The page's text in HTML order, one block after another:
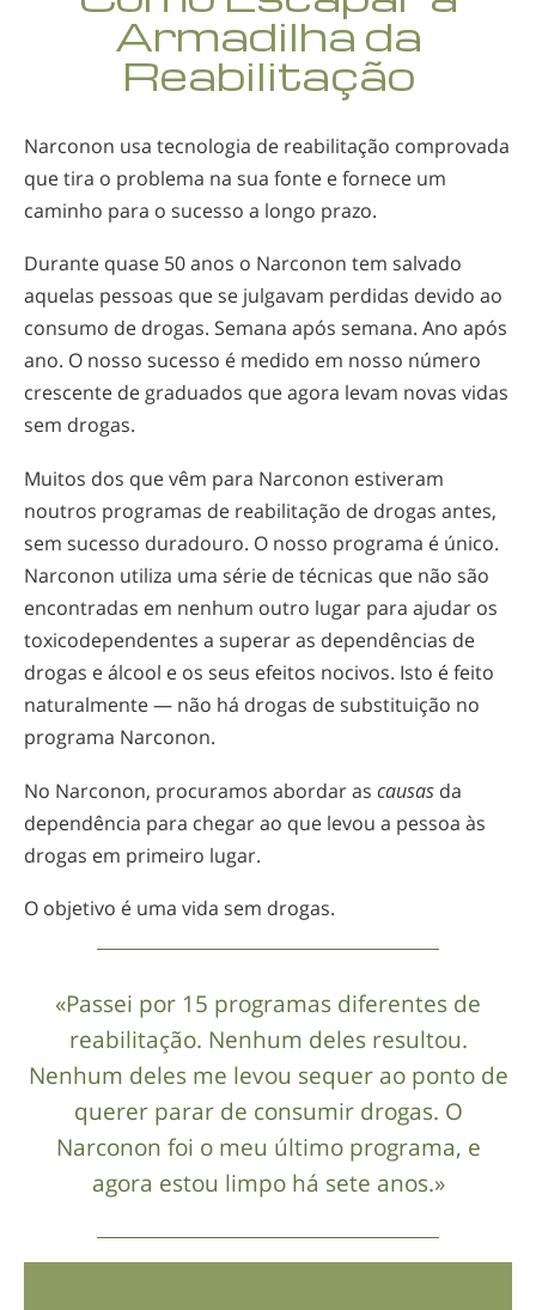
Noruego
Português
Russo
Sueco
Chinês
Árabe
Nepalês
Ucraniano
Croata
Turco
Armadilha da
Reabilitação
Narconon usa tecnologia de reabilitação comprovada
que tira o problema na sua fonte e fornece um
caminho para o sucesso a longo prazo.
Durante quase 50 anos o Narconon tem salvado
aquelas pessoas que se julgavam perdidas devido ao
consumo de drogas. Semana após semana. Ano após
ano. O nosso sucesso é medido em nosso número
crescente de graduados que agora levam novas vidas
sem drogas.
Muitos dos que vêm para Narconon estiveram
noutros programas de reabilitação de drogas antes,
sem sucesso duradouro. O nosso programa é único.
Narconon utiliza uma série de técnicas que não são
encontradas em nenhum outro lugar para ajudar os
toxicodependentes a superar as dependências de
drogas e álcool e os seus efeitos nocivos. Isto é feito
naturalmente — não há drogas de substituição no
programa Narconon.
No Narconon, procuramos abordar as causas da
dependência para chegar ao que levou a pessoa às
drogas em primeiro lugar.
O objetivo é uma vida sem drogas.
«Passei por 15 programas diferentes de
reabilitação. Nenhum deles resultou.
Nenhum deles me levou sequer ao ponto de
querer parar de consumir drogas. O
Narconon foi o meu último programa, e
agora estou limpo há sete anos.»